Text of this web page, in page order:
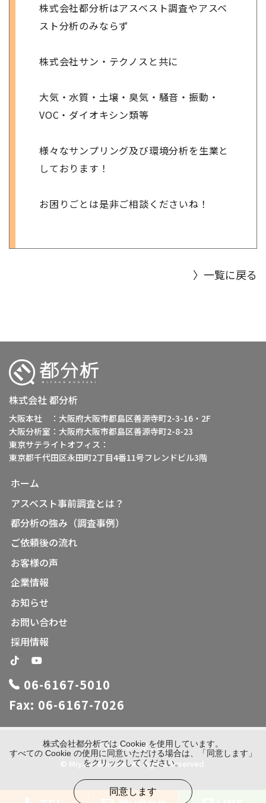
株式会社都分析はアスベスト調査やアスベ
スト分析のみならず
株式会社サン・テクノスと共に
大気・水質・土壌・臭気・騒音・振動・
VOC・ダイオキシン類等
様々なサンプリング及び環境分析を生業と
しております！
お困りごとは是非ご相談くださいね！
〉一覧に戻る
株式会社 都分析
大阪本社 ：大阪府大阪市都島区善源寺町2-3-16・2F
大阪分析室：大阪府大阪市都島区善源寺町2-8-23
東京サテライトオフィス：
東京都千代田区永田町2丁目4番11号フレンドビル3階
ホーム
アスベスト事前調査とは？
都分析の強み（調査事例）
ご依頼後の流れ
お客様の声
企業情報
お知らせ
お問い合わせ
採用情報
06-6167-5010
Fax: 06-6167-7026
© Miyako Bunseki. All Rights Reserved.
プライバシーポリシー
株式会社都分析では Cookie を使用しています。
すべての Cookie の使用に同意いただける場合は、「同意します」
をクリックしてください。
同意します